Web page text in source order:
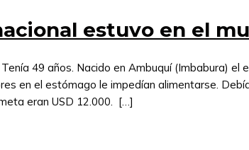
estuvo en el
49 años. Nacido en Ambuquí (Imbabura) el
en el estómago le impedían alimentarse.
eran USD 12.000. […]